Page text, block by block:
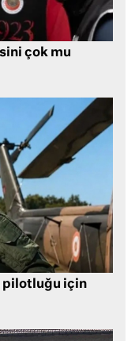
çok mu
pilotluğu için